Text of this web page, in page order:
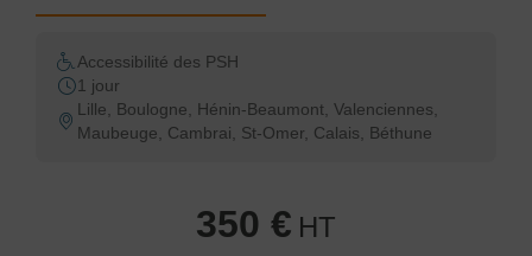
Accessibilité des PSH
1 jour
Lille, Boulogne, Hénin-Beaumont, Valenciennes,
Maubeuge, Cambrai, St-Omer, Calais, Béthune
350 € HT